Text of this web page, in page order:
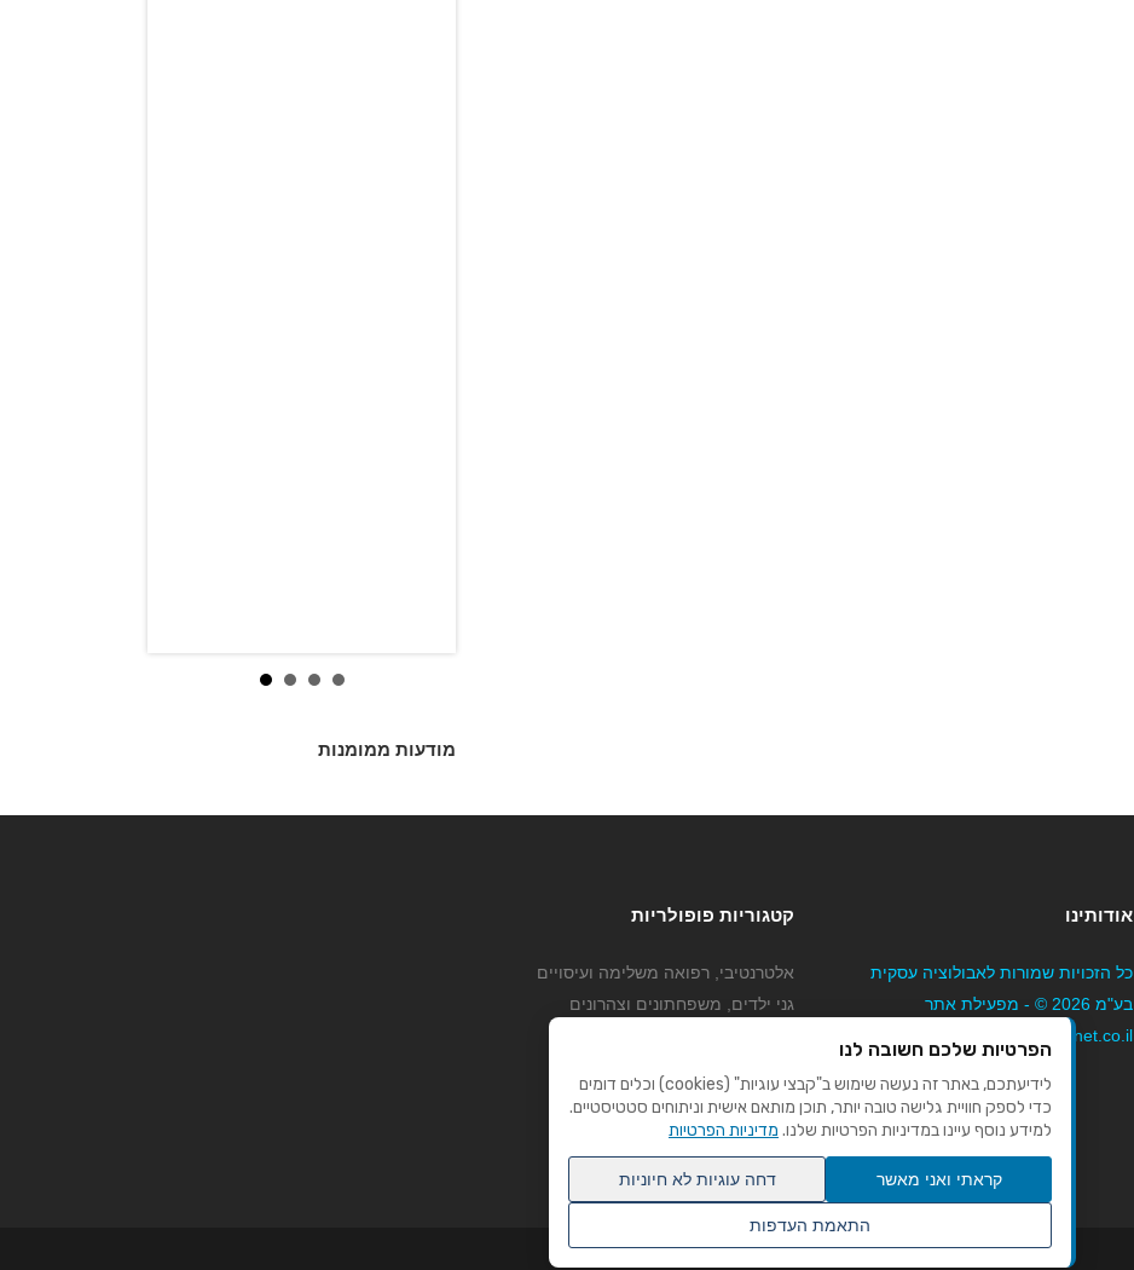
מודעות ממומנות
אודותינו
כל הזכויות שמורות לאבולוציה עסקית
בע"מ 2026 © - מפעילת אתר
Mybiznet.co.il
קטגוריות פופולריות
אלטרנטיבי, רפואה משלימה ועיסויים
גני ילדים, משפחתונים וצהרונים
הפרטיות שלכם חשובה לנו
לידיעתכם, באתר זה נעשה שימוש ב"קבצי עוגיות" (cookies) וכלים דומים
כדי לספק חוויית גלישה טובה יותר, תוכן מותאם אישית וניתוחים סטטיסטיים.
למידע נוסף עיינו במדיניות הפרטיות שלנו. מדיניות הפרטיות
קראתי ואני מאשר דחה עוגיות לא חיוניות
התאמת העדפות